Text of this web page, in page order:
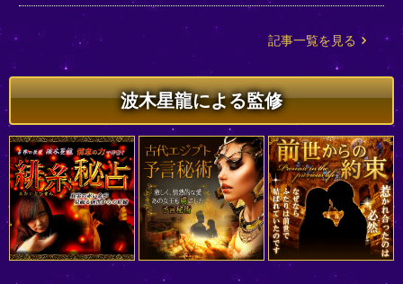
記事一覧を見る
波木星龍による監修